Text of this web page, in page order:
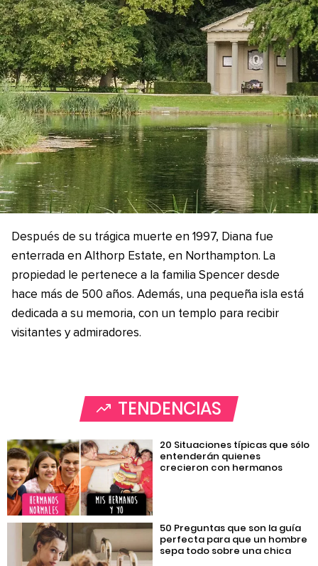
Después de su trágica muerte en 1997, Diana fue
enterrada en Althorp Estate, en Northampton. La
propiedad le pertenece a la familia Spencer desde
hace más de 500 años. Además, una pequeña isla está
dedicada a su memoria, con un templo para recibir
visitantes y admiradores.
TENDENCIAS
20 Situaciones típicas que sólo
entenderán quienes
crecieron con hermanos
50 Preguntas que son la guía
perfecta para que un hombre
sepa todo sobre una chica